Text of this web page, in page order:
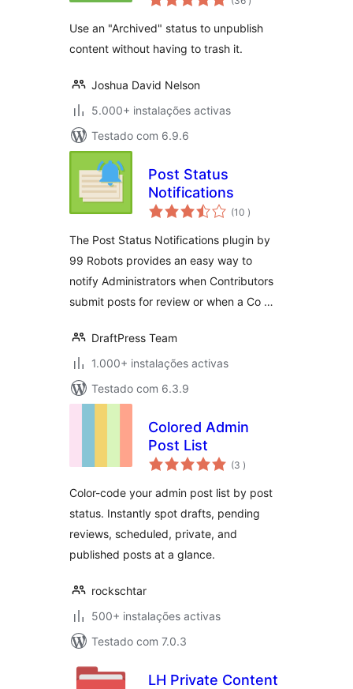
Use an "Archived" status to unpublish
content without having to trash it.
Joshua David Nelson
5.000+ instalações activas
Testado com 6.9.6
Post Status
Notifications
(10 classificações
)
The Post Status Notifications plugin by
99 Robots provides an easy way to
notify Administrators when Contributors
submit posts for review or when a Co …
DraftPress Team
1.000+ instalações activas
Testado com 6.3.9
Colored Admin
Post List
(3 classificações
)
Color-code your admin post list by post
status. Instantly spot drafts, pending
reviews, scheduled, private, and
published posts at a glance.
rockschtar
500+ instalações activas
Testado com 7.0.3
LH Private Content